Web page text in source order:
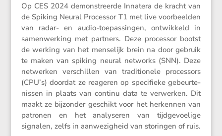
Op CES 2024 demon­streerde Innatera de kracht van
de Spiking Neural Processor T1 met live voorbeelden
van radar- en audio-toepas­singen, ontwik­keld in
samen­wer­king met partners. Deze processor bootst
de werking van het mense­lijk brein na door gebruik
te maken van spiking neural networks (SNN). Deze
netwerken verschillen van tradi­ti­o­nele proces­sors
(CPU’s) doordat ze reageren op speci­fieke gebeur­te­
nissen in plaats van continu data te verwerken. Dit
maakt ze bijzonder geschikt voor het herkennen van
patronen en het analy­seren van tijdge­voe­lige
signalen, zelfs in aanwe­zig­heid van storingen of ruis.